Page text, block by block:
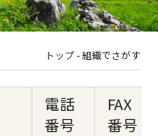
トップ-組織でさがす
電話
番号
FAX
番号